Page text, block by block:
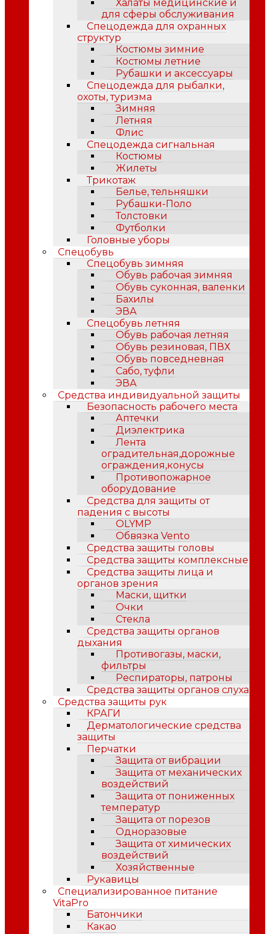
Халаты медицинские и
для сферы обслуживания
Спецодежда для охранных
структур
Костюмы зимние
Костюмы летние
Рубашки и аксессуары
Спецодежда для рыбалки,
охоты, туризма
Зимняя
Летняя
Флис
Спецодежда сигнальная
Костюмы
Жилеты
Трикотаж
Белье, тельняшки
Рубашки-Поло
Толстовки
Футболки
Головные уборы
Спецобувь
Спецобувь зимняя
Обувь рабочая зимняя
Обувь суконная, валенки
Бахилы
ЭВА
Спецобувь летняя
Обувь рабочая летняя
Обувь резиновая, ПВХ
Обувь повседневная
Сабо, туфли
ЭВА
Средства индивидуальной защиты
Безопасность рабочего места
Аптечки
Диэлектрика
Лента
оградительная,дорожные
ограждения,конусы
Противопожарное
оборудование
Средства для защиты от
падения с высоты
OLYMP
Обвязка Vento
Средства защиты головы
Средства защиты комплексные
Средства защиты лица и
органов зрения
Маски, щитки
Очки
Стекла
Средства защиты органов
дыхания
Противогазы, маски,
фильтры
Респираторы, патроны
Средства защиты органов слуха
Средства защиты рук
КРАГИ
Дерматологические средства
защиты
Перчатки
Защита от вибрации
Защита от механических
воздействий
Защита от пониженных
температур
Защита от порезов
Одноразовые
Защита от химических
воздействий
Хозяйственные
Рукавицы
Специализированное питание
VitaPro
Батончики
Какао